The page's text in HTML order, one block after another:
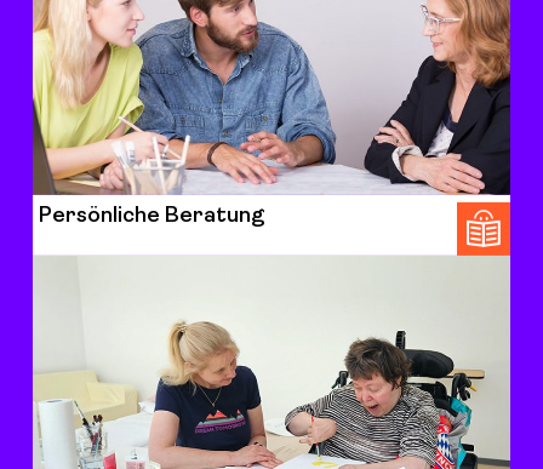
Persönliche Beratung